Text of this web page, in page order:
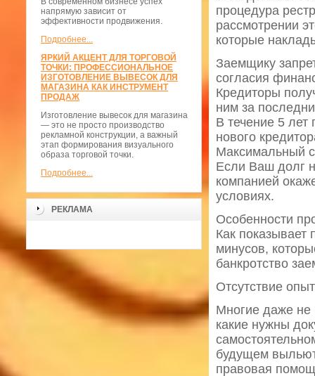
напрямую зависит от
эффективности продвижения.
Подробнее...
ЯРКИЙ АКЦЕНТ ДЛЯ ТОРГОВОЙ
ТОЧКИ: ПРОФЕССИОНАЛЬНОЕ
ИЗГОТОВЛЕНИЕ ВЫВЕСОК ДЛЯ
МАГАЗИНА КАК ИНСТРУМЕНТ
ПРОДАЖ
Изготовление вывесок для магазина
— это не просто производство
рекламной конструкции, а важный
этап формирования визуального
образа торговой точки.
Подробнее...
РЕКЛАМА
процедура
рассмотрении
которые
Заемщику
согласия
Кредиторы
ним за
В течение 5
нового
Максимальный
Если Ваш долг
компанией
условиях.
Особенности
Как показывает
минусов,
банкротство
Отсутствие
Многие даже не
какие нужны
будущем
правовая